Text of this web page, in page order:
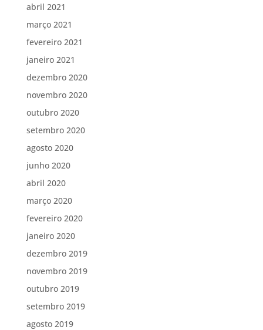
abril 2021
março 2021
fevereiro 2021
janeiro 2021
dezembro 2020
novembro 2020
outubro 2020
setembro 2020
agosto 2020
junho 2020
abril 2020
março 2020
fevereiro 2020
janeiro 2020
dezembro 2019
novembro 2019
outubro 2019
setembro 2019
agosto 2019